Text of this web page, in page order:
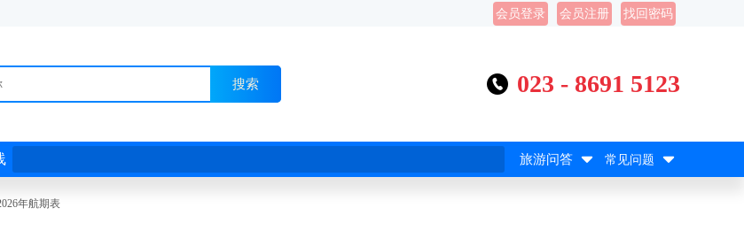
会员登录 会员注册 找回密码
搜索  023 - 8691 5123
旅游问答  常见问题 
年航期表